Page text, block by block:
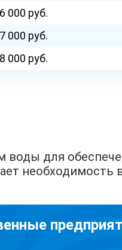
000 руб.
000 руб.
000 руб.
воды для
необходимость